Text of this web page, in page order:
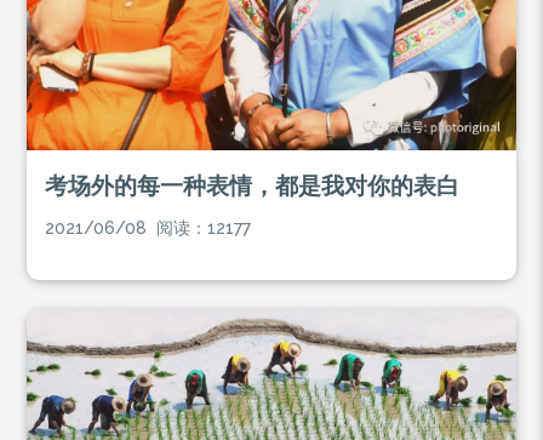
考场外的每一种表情，都是我对你的表白
2021/06/08 阅读：12177